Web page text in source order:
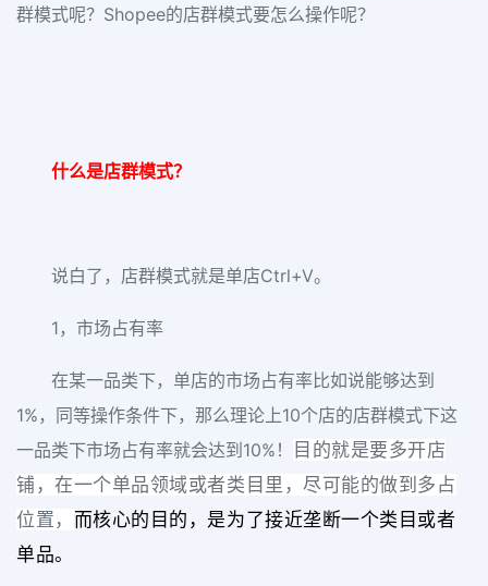
群模式呢？Shopee的店群模式要怎么操作呢？
什么是店群模式？
说白了，店群模式就是单店Ctrl+V。
1，市场占有率
在某一品类下，单店的市场占有率比如说能够达到
1%，同等操作条件下，那么理论上10个店的店群模式下这
一品类下市场占有率就会达到10%！
目的就是要多开店
铺，在一个单品领域或者类目里，尽可能的做到多占
位置， 而核心的目的，是为了接近垄断一个类目或者
单品。